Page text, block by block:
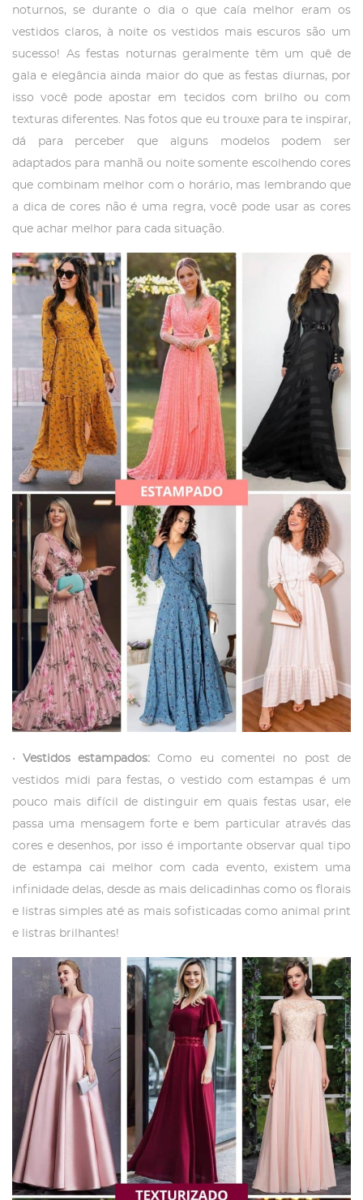
noturnos, se durante o dia o que caía melhor eram os
vestidos claros, à noite os vestidos mais escuros são um
sucesso! As festas noturnas geralmente têm um quê de
gala e elegância ainda maior do que as festas diurnas, por
isso você pode apostar em tecidos com brilho ou com
texturas diferentes. Nas fotos que eu trouxe para te inspirar,
dá para perceber que alguns modelos podem ser
adaptados para manhã ou noite somente escolhendo cores
que combinam melhor com o horário, mas lembrando que
a dica de cores não é uma regra, você pode usar as cores
que achar melhor para cada situação.
•Vestidos estampados: Como eu comentei no post de
vestidos midi para festas, o vestido com estampas é um
pouco mais difícil de distinguir em quais festas usar, ele
passa uma mensagem forte e bem particular através das
cores e desenhos, por isso é importante observar qual tipo
de estampa cai melhor com cada evento, existem uma
infinidade delas, desde as mais delicadinhas como os florais
e listras simples até as mais sofisticadas como animal print
e listras brilhantes!